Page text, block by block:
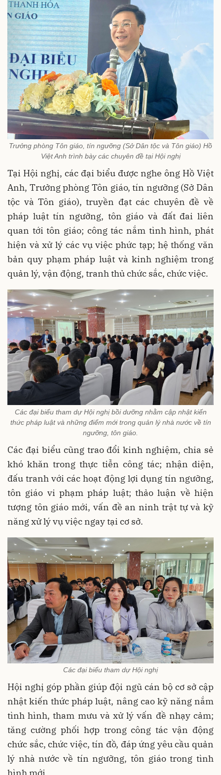
Trưởng phòng Tôn giáo, tín ngưỡng (Sở Dân tộc và Tôn giáo) Hồ
Việt Anh trình bày các chuyên đề tại Hội nghị
Tại Hội nghị, các đại biểu được nghe ông Hồ Việt
Anh, Trưởng phòng Tôn giáo, tín ngưỡng (Sở Dân
tộc và Tôn giáo), truyền đạt các chuyên đề về
pháp luật tín ngưỡng, tôn giáo và đất đai liên
quan tới tôn giáo; công tác nắm tình hình, phát
hiện và xử lý các vụ việc phức tạp; hệ thống văn
bản quy phạm pháp luật và kinh nghiệm trong
quản lý, vận động, tranh thủ chức sắc, chức việc.
Các đại biểu tham dự Hội nghị bồi dưỡng nhằm cập nhật kiến
thức pháp luật và những điểm mới trong quản lý nhà nước về tín
ngưỡng, tôn giáo.
Các đại biểu cũng trao đổi kinh nghiệm, chia sẻ
khó khăn trong thực tiễn công tác; nhận diện,
đấu tranh với các hoạt động lợi dụng tín ngưỡng,
tôn giáo vi phạm pháp luật; thảo luận về hiện
tượng tôn giáo mới, vấn đề an ninh trật tự và kỹ
năng xử lý vụ việc ngay tại cơ sở.
Các đại biểu tham dự Hội nghị
Hội nghị góp phần giúp đội ngũ cán bộ cơ sở cập
nhật kiến thức pháp luật, nâng cao kỹ năng nắm
tình hình, tham mưu và xử lý vấn đề nhạy cảm;
tăng cường phối hợp trong công tác vận động
chức sắc, chức việc, tín đồ, đáp ứng yêu cầu quản
lý nhà nước về tín ngưỡng, tôn giáo trong tình